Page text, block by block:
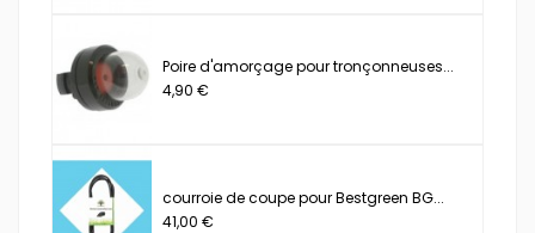
Poire d'amorçage pour tronçonneuses...
4,90 €
courroie de coupe pour Bestgreen BG...
41,00 €